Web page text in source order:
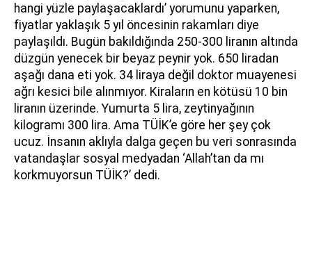
hangi yüzle paylaşacaklardı’ yorumunu yaparken,
fiyatlar yaklaşık 5 yıl öncesinin rakamları diye
paylaşıldı. Bugün bakıldığında 250-300 liranın altında
düzgün yenecek bir beyaz peynir yok. 650 liradan
aşağı dana eti yok. 34 liraya değil doktor muayenesi
ağrı kesici bile alınmıyor. Kiraların en kötüsü 10 bin
liranın üzerinde. Yumurta 5 lira, zeytinyağının
kilogramı 300 lira. Ama TÜİK’e göre her şey çok
ucuz. İnsanın aklıyla dalga geçen bu veri sonrasında
vatandaşlar sosyal medyadan ‘Allah’tan da mı
korkmuyorsun TÜİK?’ dedi.